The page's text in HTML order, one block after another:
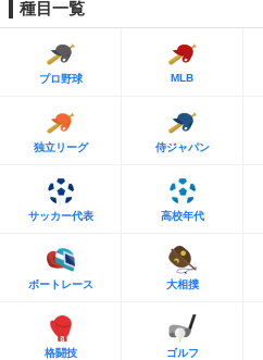
種目一覧
プロ野球 MLB
独立リーグ 侍ジャパン
サッカー代表 高校年代
ボートレース 大相撲
格闘技 ゴルフ